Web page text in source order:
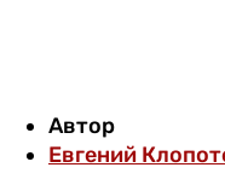
Автор
Евгений